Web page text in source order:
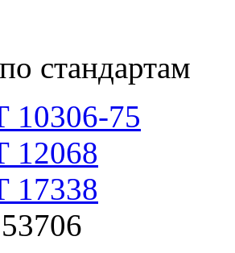
стандартам
75
12068
17338